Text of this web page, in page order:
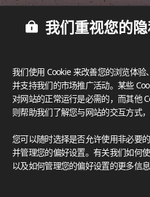
多样设计‌
格需求。
认证
LX Hausys 的 HFLOR 地板秉承对
我们重视您的
我们使用 Cookie 来改善您的浏览体验
并支持我们的市场推广活动。某些
对网站的正常运行是必需的，而其他
则帮助我们了解您与网站的交互方式
您可以随时选择是否允许使用非必要的
并管理您的偏好设置。有关我们如何
以及如何管理您的偏好设置的更多信